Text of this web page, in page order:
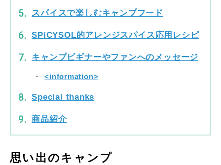
スパイスで楽しむキャンプフード
SPiCYSOL的アレンジスパイス応用レシピ
キャンプビギナーやファンへのメッセージ
<information>
Special thanks
商品紹介
思い出のキャンプ